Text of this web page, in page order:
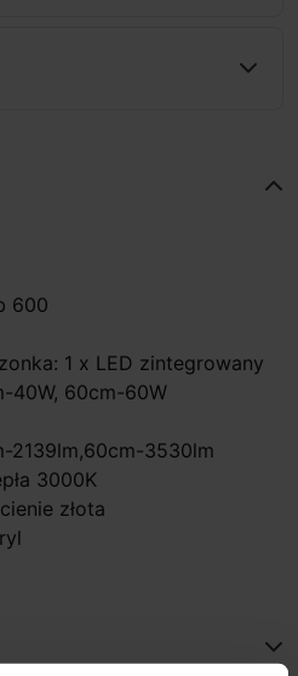
600
1 x LED zintegrowany
40W, 60cm-60W
2139lm,60cm-3530lm
3000K
złota